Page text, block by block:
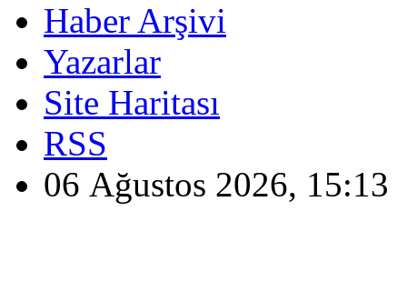
Haber Arşivi
Yazarlar
Site Haritası
RSS
06 Ağustos 2026, 15:13